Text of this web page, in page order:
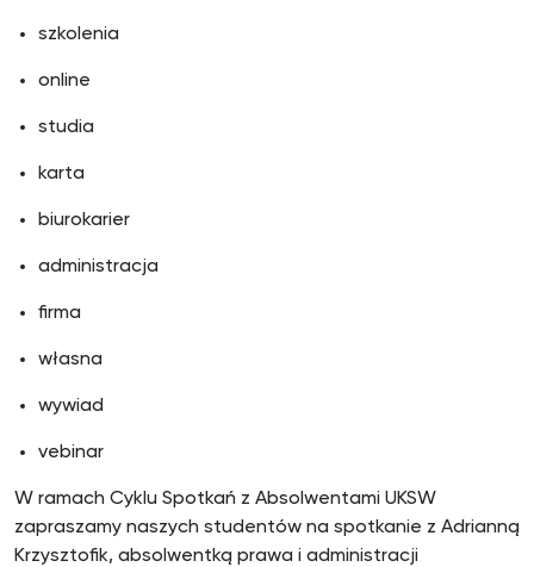
szkolenia
online
studia
karta
biurokarier
administracja
firma
własna
wywiad
vebinar
W ramach Cyklu Spotkań z Absolwentami UKSW
zapraszamy naszych studentów na spotkanie z Adrianną
Krzysztofik, absolwentką prawa i administracji